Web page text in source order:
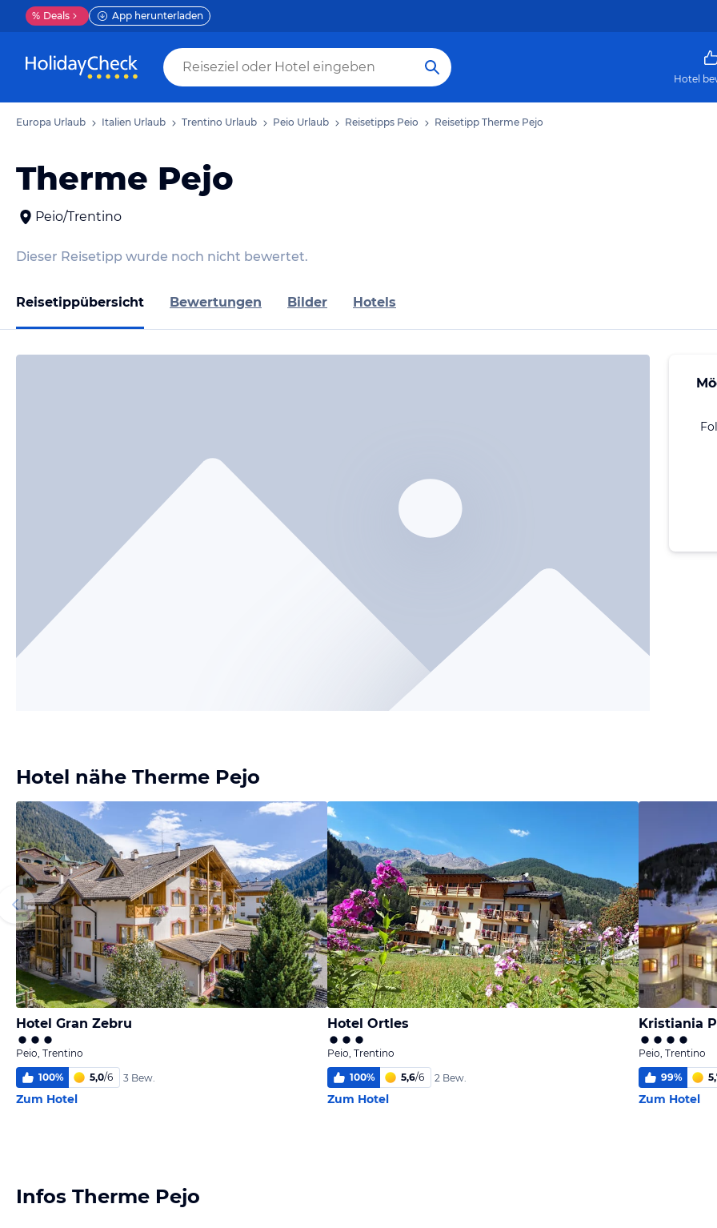
% Deals App herunterladen
Hotel
Europa Urlaub Italien Urlaub Trentino Urlaub Peio Urlaub Reisetipps Peio Reisetipp Therme Pejo
Therme Pejo
Peio/Trentino
Dieser Reisetipp wurde noch nicht bewertet.
Reisetippübersicht Bewertungen Bilder Hotels
Hotel nähe Therme Pejo
Hotel Gran Zebru
Peio, Trentino
100% 5,0/6 3 Bew.
Zum Hotel
Hotel Ortles
Peio, Trentino
100% 5,6/6 2 Bew.
Zum Hotel
Kristiania
Peio, Trentino
99%
Zum Hotel
Infos Therme Pejo